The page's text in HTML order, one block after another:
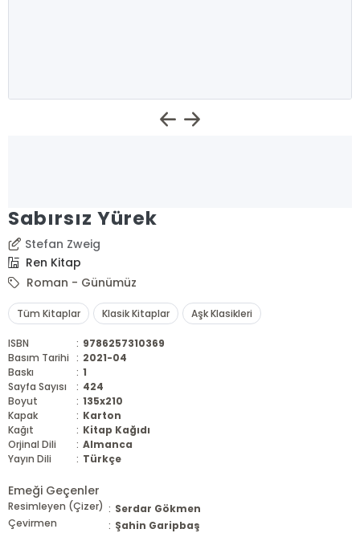
Sabırsız Yürek
Stefan Zweig
Ren Kitap
Roman - Günümüz
Tüm Kitaplar Klasik Kitaplar Aşk Klasikleri
ISBN : 9786257310369
Basım Tarihi : 2021-04
Baskı
: 1
Sayfa Sayısı
: 424
Boyut
: 135x210
Kapak
: Karton
Kağıt
: Kitap Kağıdı
Orjinal Dili
: Almanca
Yayın Dili
: Türkçe
Emeği Geçenler
Resimleyen (Çizer) : Serdar Gökmen
Çevirmen
: Şahin Garipbaş